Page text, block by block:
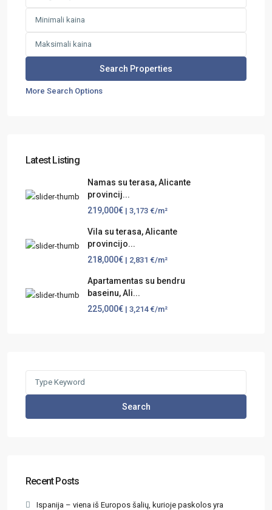
More Search Options
Latest Listing
Namas su terasa, Alicante
provincij...
219,000€ | 3,173 €/m²
Vila su terasa, Alicante
provincijo...
218,000€ | 2,831 €/m²
Apartamentas su bendru
baseinu, Ali...
225,000€ | 3,214 €/m²
Search
Recent Posts
Ispanija – viena iš Europos šalių, kurioje paskolos yra